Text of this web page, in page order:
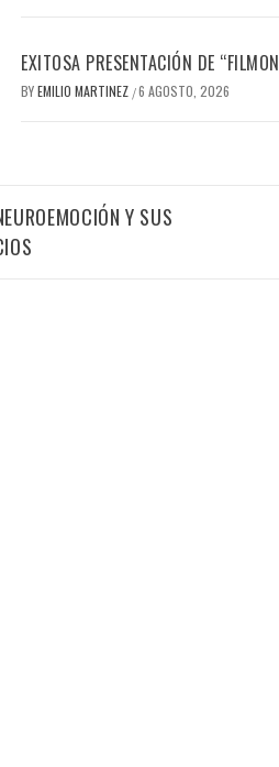
EXITOSA PRESENTACIÓN DE
BYEMILIO MARTINEZ /6 AGOSTO, 2026
Y SUS